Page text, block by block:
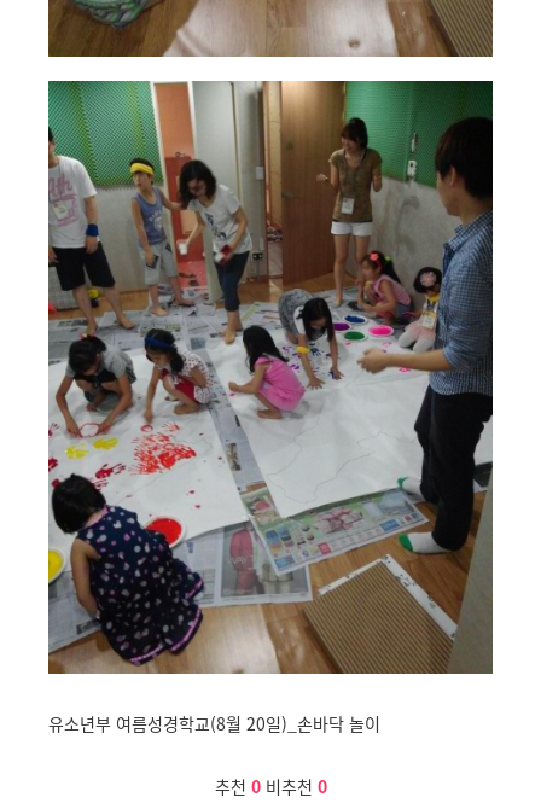
유소년부 여름성경학교(8월 20일)_손바닥 놀이
추천 0 비추천 0